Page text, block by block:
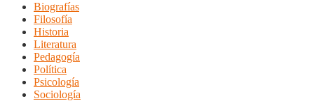
Biografías
Filosofía
Historia
Literatura
Pedagogía
Política
Psicología
Sociología